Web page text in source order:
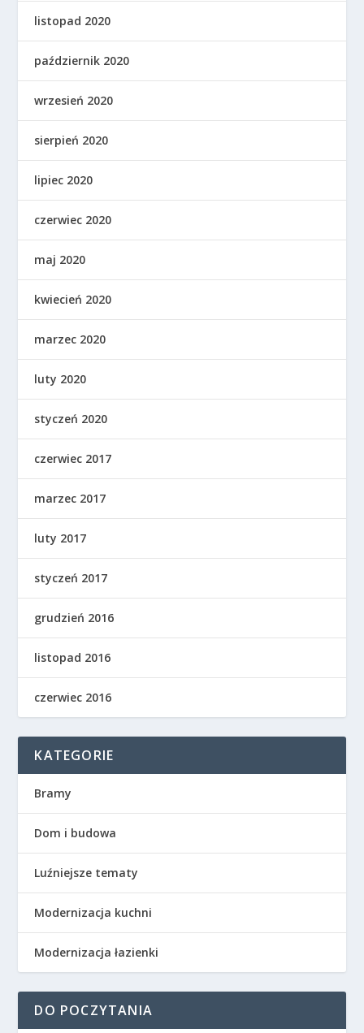
listopad 2020
październik 2020
wrzesień 2020
sierpień 2020
lipiec 2020
czerwiec 2020
maj 2020
kwiecień 2020
marzec 2020
luty 2020
styczeń 2020
czerwiec 2017
marzec 2017
luty 2017
styczeń 2017
grudzień 2016
listopad 2016
czerwiec 2016
KATEGORIE
Bramy
Dom i budowa
Luźniejsze tematy
Modernizacja kuchni
Modernizacja łazienki
DO POCZYTANIA